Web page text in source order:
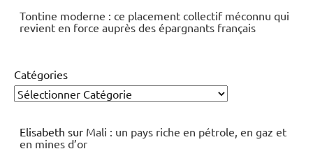
Tontine moderne : ce placement collectif méconnu qui
revient en force auprès des épargnants français
Catégories
Elisabeth sur Mali : un pays riche en pétrole, en gaz et
en mines d’or